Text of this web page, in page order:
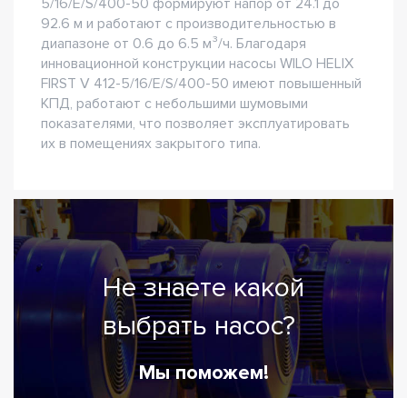
92.6 м и работают с производительностью в
диапазоне от 0.6 до 6.5 м³/ч. Благодаря
инновационной конструкции насосы WILO HELIX
FIRST V 412-5/16/E/S/400-50 имеют повышенный
КПД, работают с небольшими шумовыми
показателями, что позволяет эксплуатировать
их в помещениях закрытого типа.
Не знаете какой
выбрать насос?
Мы поможем!